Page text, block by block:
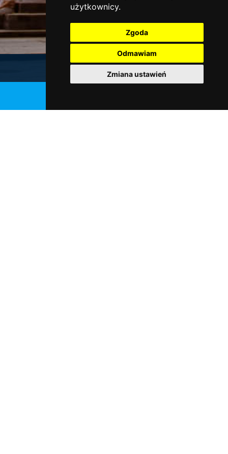
użytkownicy.
Zgoda
Odmawiam
Zmiana ustawień
Galeria